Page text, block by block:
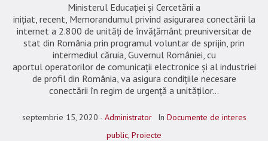
Ministerul Educației și Cercetării a
inițiat, recent, Memorandumul privind asigurarea conectării la
internet a 2.800 de unități de învățământ preuniversitar de
stat din România prin programul voluntar de sprijin, prin
intermediul căruia, Guvernul României, cu
aportul operatorilor de comunicații electronice și al industriei
de profil din România, va asigura condițiile necesare
conectării în regim de urgență a unităților...
septembrie 15, 2020 Administrator In Documente de interes
public, Proiecte